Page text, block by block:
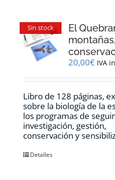
Sin stock
El
20,00€ IVA
Libro de 128 páginas,
sobre la biología de la
los programas de
investigación, gestión,
conservación y
Detalles